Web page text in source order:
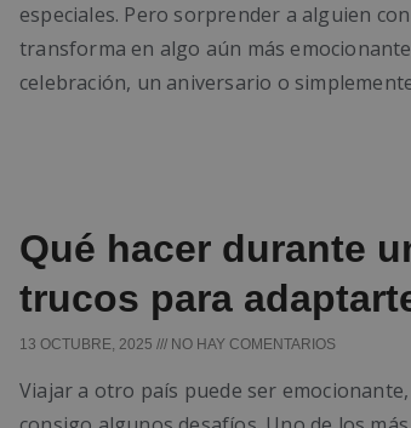
especiales. Pero sorprender a alguien
transforma en algo aún más
celebración, un aniversario o
Qué hacer durante
trucos para
13 OCTUBRE, 2025 NO HAY COMENTARIOS
Viajar a otro país puede ser